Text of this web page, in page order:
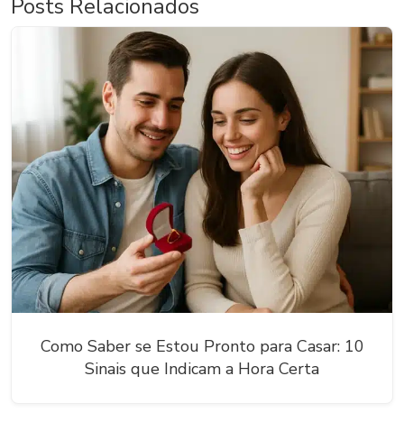
Posts Relacionados
Como Saber se Estou Pronto para Casar: 10
Sinais que Indicam a Hora Certa